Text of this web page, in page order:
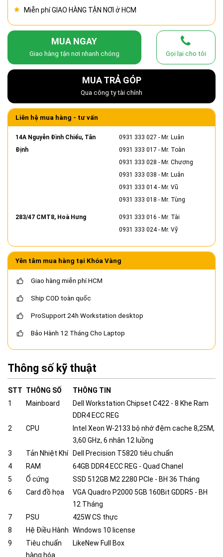
Miễn phí GIAO HÀNG TẬN NƠI ở HCM
MUA NGAY
Giao hàng tận nơi nhanh chóng Gọi lại cho tôi
MUA TRẢ GÓP
Qua công ty tài chính
Liên hệ mua hàng - tư vấn
14A Nguyễn Đình Chiểu, Tân
Định
0931 333 027 - Mr. Luân
0931 333 017 - Mr. Toàn
0931 333 028 - Mr. Chương
0931 333 038 - Mr. Luân
0931 333 014- Mr. Vũ
0931 333 018 - Mr. Tùng
283/47 CMT8, Hoà Hưng 0931 333 016 - Mr. Tài
0931 333 024- Mr. Vỹ
Yên tâm mua hàng tại Khóa Vàng
Giao hàng miễn phí HCM
Ship COD toàn quốc
ProSupport 24h Workstation desktop
Bảo Hành 12 Tháng Cho Laptop
Thông số kỹ thuật
STT THÔNG SỐ
THÔNG TIN
1
Mainboard
Dell Workstation Chipset C422 - 8 Khe Ram
DDR4 ECC REG
2
CPU
Intel Xeon W-2133 bộ nhớ đệm cache 8,25M,
3,60 GHz, 6 nhân 12 luồng
3
Tản Nhiệt Khí
Dell Precision T5820 tiêu chuẩn
4
RAM
64GB DDR4 ECC REG - Quad Chanel
5
Ổ cứng
SSD 512GB M2 2280 PCIe - BH 36 Tháng
6
Card đồ họa
VGA Quadro P2000 5GB 160Bit GDDR5 - BH
12 Tháng
7
PSU
425W CS thực
8
Hệ Điều Hành Windows 10 license
9
Tiêu chuẩn
hàng hóa
LikeNew Full Box